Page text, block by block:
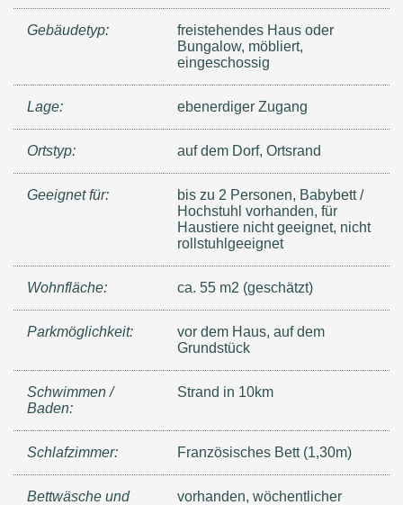
Gebäudetyp:
freistehendes Haus oder
Bungalow, möbliert,
eingeschossig
Lage: ebenerdiger Zugang
Ortstyp: auf dem Dorf, Ortsrand
Geeignet für:
bis zu 2 Personen, Babybett /
Hochstuhl vorhanden, für
Haustiere nicht geeignet, nicht
rollstuhlgeeignet
Wohnfläche: ca. 55 m2 (geschätzt)
Parkmöglichkeit:
vor dem Haus, auf dem
Grundstück
Schwimmen /
Baden:
Strand in 10km
Schlafzimmer: Französisches Bett (1,30m)
Bettwäsche und vorhanden, wöchentlicher